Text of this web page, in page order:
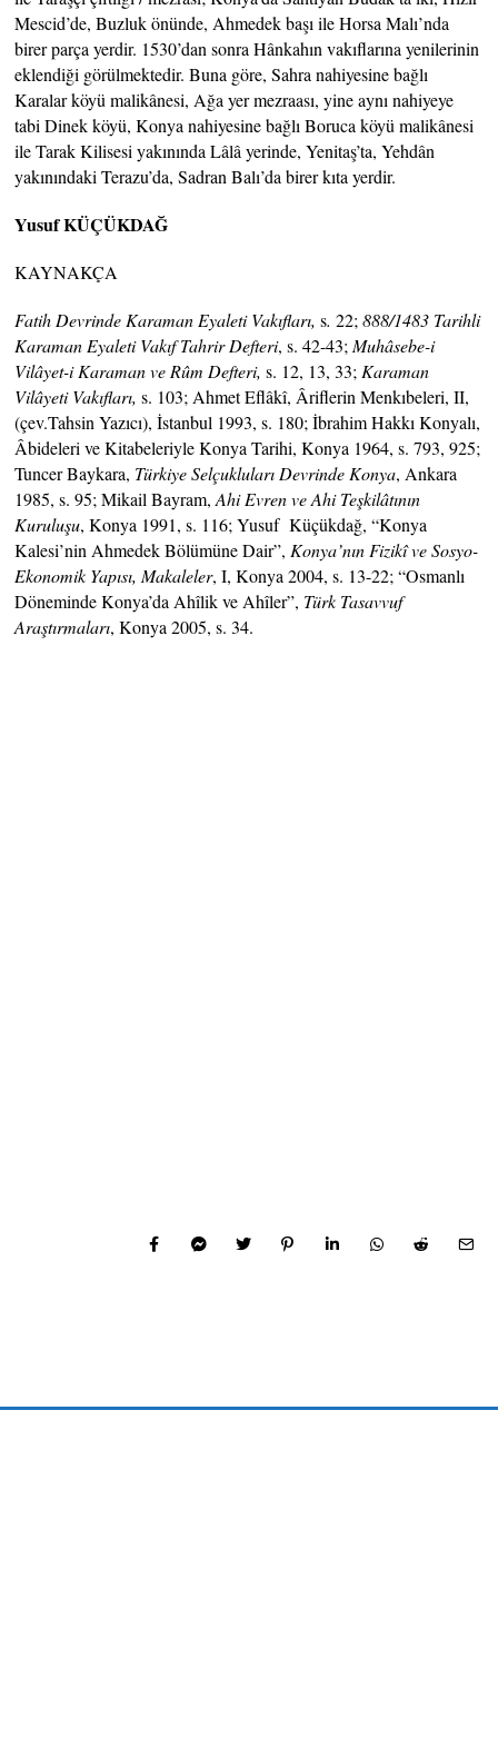
Mescid’de, Buzluk önünde, Ahmedek başı ile Horsa Malı’nda
birer parça yerdir. 1530’dan sonra Hânkahın vakıflarına yenilerinin
eklendiği görülmektedir. Buna göre, Sahra nahiyesine bağlı
Karalar köyü malikânesi, Ağa yer mezraası, yine aynı nahiyeye
tabi Dinek köyü, Konya nahiyesine bağlı Boruca köyü malikânesi
ile Tarak Kilisesi yakınında Lâlâ yerinde, Yenitaş’ta, Yehdân
yakınındaki Terazu’da, Sadran Balı’da birer kıta yerdir.
Yusuf KÜÇÜKDAĞ
KAYNAKÇA
Fatih Devrinde Karaman Eyaleti Vakıfları,s.22;888/1483 Tarihli
Karaman Eyaleti Vakıf Tahrir Defteri, s. 42-43; Muhâsebe-i
Vilâyet-i Karaman ve Rûm Defteri,s. 12, 13, 33; Karaman
Vilâyeti Vakıfları,s. 103; Ahmet Eflâkî, Âriflerin Menkıbeleri, II,
(çev.Tahsin Yazıcı), İstanbul 1993, s. 180; İbrahim Hakkı Konyalı,
Âbideleri ve Kitabeleriyle Konya Tarihi, Konya 1964, s. 793, 925;
Tuncer Baykara, Türkiye Selçukluları Devrinde Konya, Ankara
1985, s. 95; Mikail Bayram,Ahi Evren ve Ahi Teşkilâtının
Kuruluşu, Konya 1991, s. 116; Yusuf Küçükdağ, “Konya
Kalesi’nin Ahmedek Bölümüne Dair”, Konya’nın Fizikî ve Sosyo-
Ekonomik Yapısı, Makaleler, I, Konya 2004, s. 13-22; “Osmanlı
Döneminde Konya’da Ahîlik ve Ahîler”, Türk Tasavvuf
Araştırmaları, Konya 2005, s. 34.